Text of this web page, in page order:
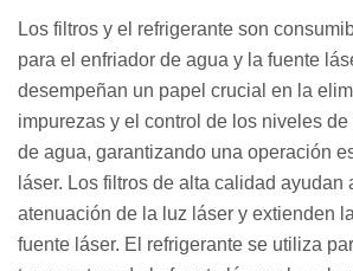
Los filtros y el refrigerante son
para el enfriador de agua y la fuente
desempeñan un papel crucial en la
impurezas y el control de los niveles
de agua, garantizando una operación
láser. Los filtros de alta calidad ayudan
atenuación de la luz láser y extienden
fuente láser. El refrigerante se utiliza